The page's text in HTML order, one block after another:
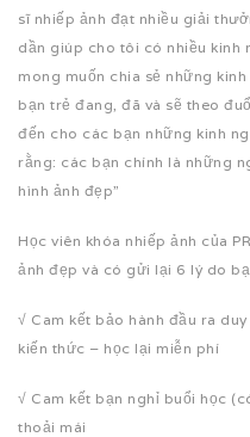
sĩ nhiếp ảnh đạt nhiều giải
dần giúp cho tôi có nhiều kinh
mong muốn chia sẻ những
bạn trẻ đang, đã và sẽ theo
đến cho các bạn những kinh
rằng: các bạn chính là những
hình ảnh đẹp”
Học viên khóa nhiếp ảnh của
ảnh đẹp và có gửi lại 6 lý do
√ Cam kết bảo hành đầu ra duy
kiến thức – học lại miễn phí
√ Cam kết bạn nghỉ buổi học
thoải mái